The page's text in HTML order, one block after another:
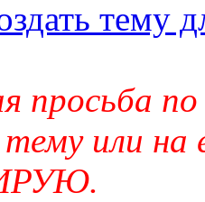
тему
просьба
тему или